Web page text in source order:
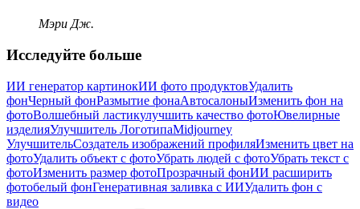
Мэри Дж.
Исследуйте больше
ИИ генератор картинокИИ фото продуктовУдалить
фонЧерный фонРазмытие фонаАвтосалоныИзменить фон на
фотоВолшебный ластикулучшить качество фотоЮвелирные
изделияУлучшитель ЛоготипаMidjourney
УлучшительСоздатель изображений профиляИзменить цвет на
фотоУдалить объект с фотоУбрать людей с фотоУбрать текст с
фотоИзменить размер фотоПрозрачный фонИИ расширить
фотобелый фонГенеративная заливка с ИИУдалить фон с
видео